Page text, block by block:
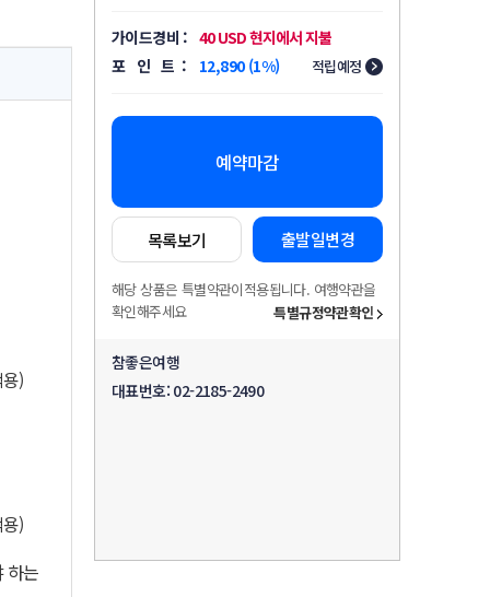
)
)
하는
가이드경비 : 40 USD 현지에서 지불
포 인 트 :
12,890 (1%) 적립예정
예약마감
목록보기 출발일변경
해당 상품은 특별약관이적용됩니다. 여행약관을
확인해주세요
특별규정약관확인
참좋은여행
대표번호:02-2185-2490